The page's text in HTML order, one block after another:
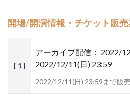
開場/開演情報・チケット販
[ 1 ]
アーカイブ配信： 2022/
2022/12/11(日) 23:59
2022/12/11(日) 23:59まで販売